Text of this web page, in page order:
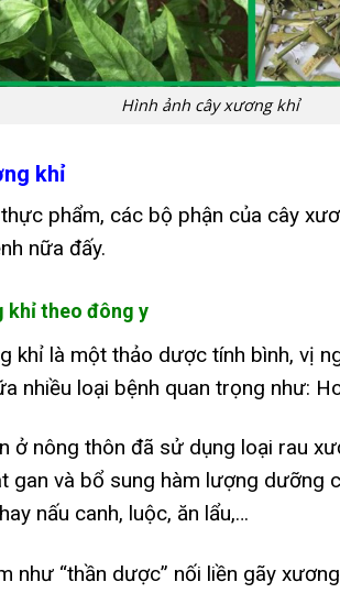
Hình ảnh cây xương khỉ
khỉ
phẩm, các bộ phận của cây
nữa đấy.
khỉ theo đông y
khỉ là một thảo dược tính bình, vị
nhiều loại bệnh quan trọng như:
ở nông thôn đã sử dụng loại rau
gan và bổ sung hàm lượng dưỡng
nấu canh, luộc, ăn lẩu,…
như “thần dược” nối liền gãy